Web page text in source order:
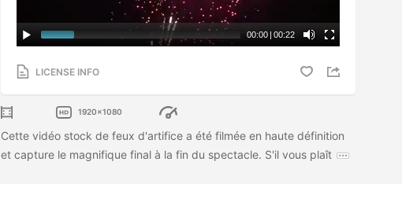
00:00 | 00:22
LICENSE INFO
1920x1080
Cette vidéo stock de feux d'artifice a été filmée en haute définition
et capture le magnifique final à la fin du spectacle. S'il vous plaît